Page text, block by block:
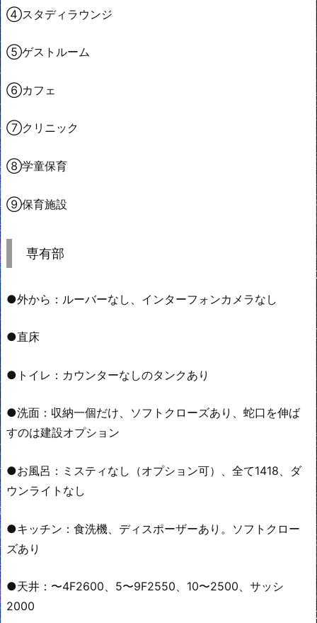
④スタディラウンジ
⑤ゲストルーム
⑥カフェ
⑦クリニック
⑧学童保育
⑨保育施設
専有部
●外から：ルーバーなし、インターフォンカメラなし
●直床
●トイレ：カウンターなしのタンクあり
●洗面：収納一個だけ、ソフトクローズあり、蛇口を伸ば
すのは建設オプション
●お風呂：ミスティなし（オプション可）、全て1418、ダ
ウンライトなし
●キッチン：食洗機、ディスポーザーあり。ソフトクロー
ズあり
●天井：〜4F2600、5〜9F2550、10〜2500、サッシ
2000